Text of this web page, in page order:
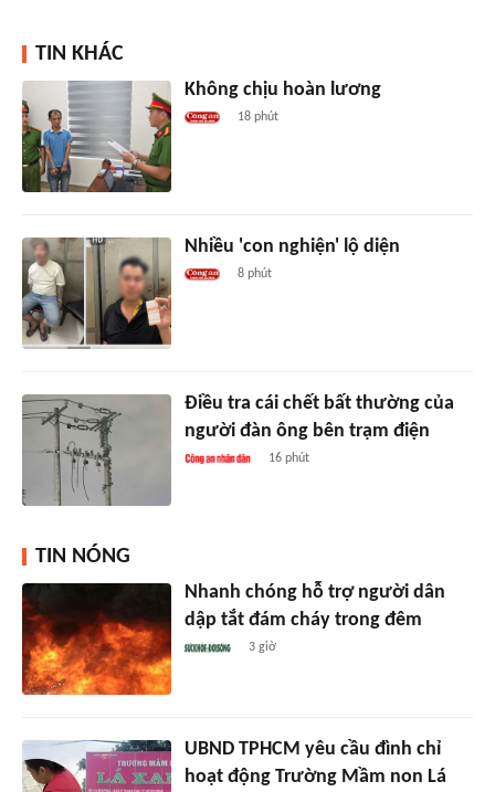
TIN KHÁC
Không chịu hoàn lương
18 phút
Nhiều 'con nghiện' lộ diện
8 phút
Điều tra cái chết bất thường của
người đàn ông bên trạm điện
16 phút
TIN NÓNG
Nhanh chóng hỗ trợ người dân
dập tắt đám cháy trong đêm
3 giờ
UBND TPHCM yêu cầu đình chỉ
hoạt động Trường Mầm non Lá